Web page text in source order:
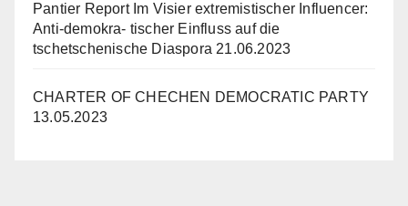
Pantier Report Im Visier extremistischer Influencer:
Anti-demokra- tischer Einfluss auf die
tschetschenische Diaspora 21.06.2023
CHARTER OF CHECHEN DEMOCRATIC PARTY
13.05.2023